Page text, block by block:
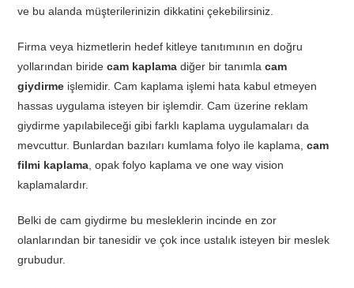
ve bu alanda müşterilerinizin dikkatini çekebilirsiniz.
Firma veya hizmetlerin hedef kitleye tanıtımının en doğru
yollarından biridecam kaplama diğer bir tanımlacam
giydirme işlemidir. Cam kaplama işlemi hata kabul etmeyen
hassas uygulama isteyen bir işlemdir. Cam üzerine reklam
giydirme yapılabileceği gibi farklı kaplama uygulamaları da
mevcuttur. Bunlardan bazıları kumlama folyo ile kaplama,cam
filmi kaplama , opak folyo kaplama ve one way vision
kaplamalardır.
Belki de cam giydirme bu mesleklerin incinde en zor
olanlarından bir tanesidir ve çok ince ustalık isteyen bir meslek
grubudur.